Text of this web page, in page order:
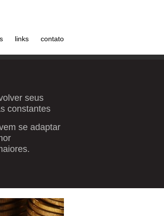
links contato
seus
constantes
se adaptar